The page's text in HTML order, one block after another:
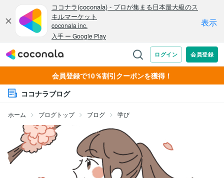
会員登録で10％割引クーポンを獲得！
ココナラブログ
ホーム ブログトップ ブログ 学び